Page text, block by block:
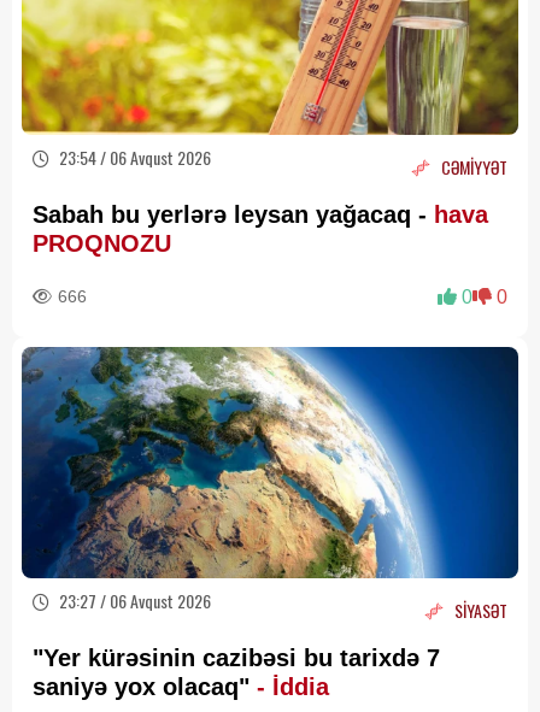
23:54 / 06 Avqust 2026 CƏMİYYƏT
Sabah bu yerlərə leysan yağacaq - hava
PROQNOZU
666 0 0
23:27 / 06 Avqust 2026 SİYASƏT
"Yer kürəsinin cazibəsi bu tarixdə 7
saniyə yox olacaq" - İddia